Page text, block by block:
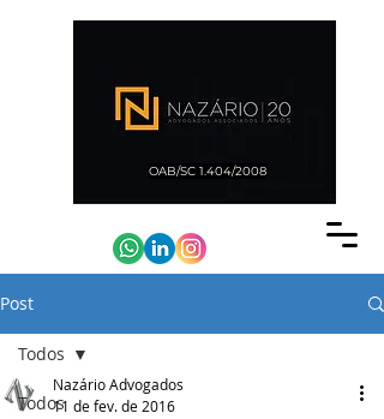
OAB/SC 1.404/2008
Post
Todos
Todos
Nazário Advogados
11 de fev. de 2016